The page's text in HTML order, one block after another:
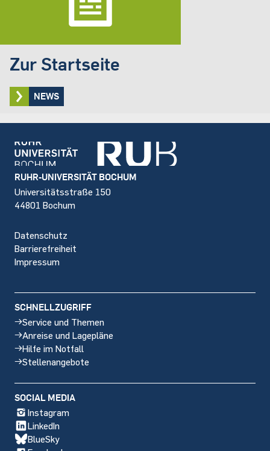
Zur Startseite
NEWS
Footer
RUHR-UNIVERSITÄT BOCHUM
Universitätsstraße 150
44801 Bochum
Datenschutz
Barrierefreiheit
Impressum
SCHNELLZUGRIFF
Service und Themen
Anreise und Lagepläne
Hilfe im Notfall
Stellenangebote
SOCIAL MEDIA
Instagram
LinkedIn
BlueSky